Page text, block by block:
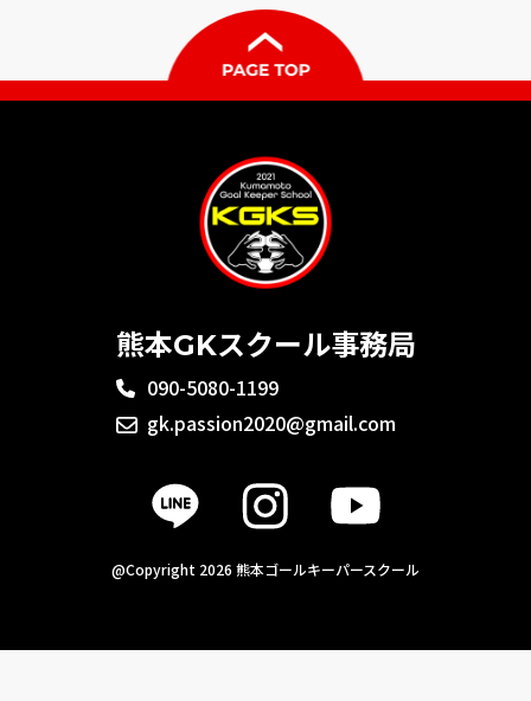
熊本GKスクール事務局
090-5080-1199
gk.passion2020@gmail.com
@Copyright 2026 熊本ゴールキーパースクール